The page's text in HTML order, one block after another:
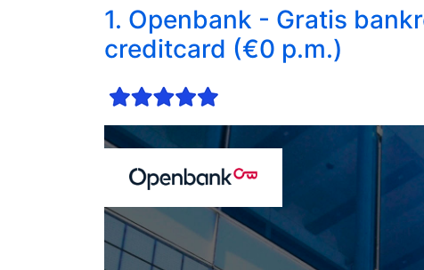
1. Openbank - Gratis
creditcard (€0 p.m.)